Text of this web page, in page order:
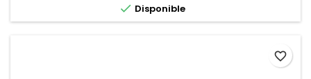
 Disponible
favorite_border